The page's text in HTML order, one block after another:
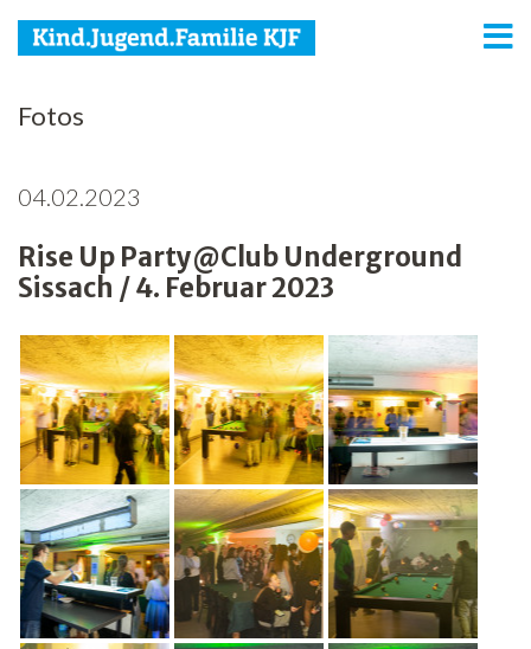
KJF
Jugend
Familie
Agenda
Netzwerk
Spenden
Jobs
Freiwilligenarbeit
News
Fotos
04.02.2023
Rise Up Party@Club Underground
Sissach / 4. Februar 2023